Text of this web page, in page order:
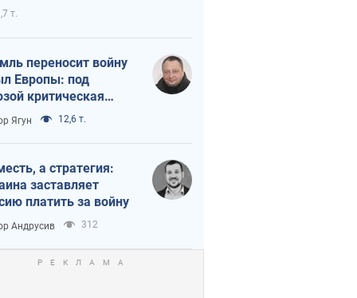
т.
переносит войну
Европы: под
критическая
Ягун 12,6 т.
а стратегия:
заставляет
платить за войну
Андрусив 312